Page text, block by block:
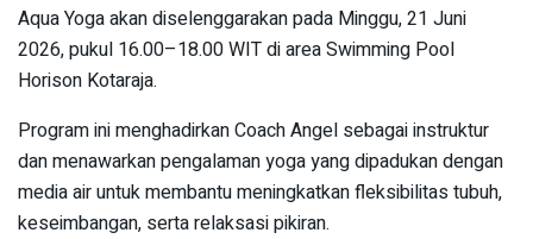
Aqua Yoga akan diselenggarakan pada Minggu, 21 Juni
2026, pukul 16.00–18.00 WIT di area Swimming Pool
Horison Kotaraja.
Program ini menghadirkan Coach Angel sebagai instruktur
dan menawarkan pengalaman yoga yang dipadukan dengan
media air untuk membantu meningkatkan fleksibilitas tubuh,
keseimbangan, serta relaksasi pikiran.